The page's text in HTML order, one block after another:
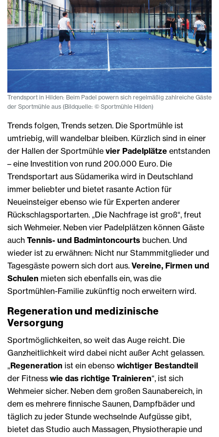
Trendsport in Hilden: Beim Padel powern sich regelmäßig zahlreiche Gäste
der Sportmühle aus (Bildquelle: © Sportmühle Hilden)
Trends folgen, Trends setzen. Die Sportmühle ist
umtriebig, will wandelbar bleiben. Kürzlich sind in einer
der Hallen der Sportmühle vier Padelplätze entstanden
– eine Investition von rund 200.000 Euro. Die
Trendsportart aus Südamerika wird in Deutschland
immer beliebter und bietet rasante Action für
Neueinsteiger ebenso wie für Experten anderer
Rückschlagsportarten. „Die Nachfrage ist groß“, freut
sich Wehmeier. Neben vier Padelplätzen können Gäste
auch Tennis- und Badmintoncourts buchen. Und
wieder ist zu erwähnen: Nicht nur Stammmitglieder und
Tagesgäste powern sich dort aus. Vereine, Firmen und
Schulen mieten sich ebenfalls ein, was die
Sportmühlen-Familie zukünftig noch erweitern wird.
Regeneration und medizinische
Versorgung
Sportmöglichkeiten, so weit das Auge reicht. Die
Ganzheitlichkeit wird dabei nicht außer Acht gelassen.
„Regeneration ist ein ebenso wichtiger Bestandteil
der Fitness wie das richtige Trainieren“, ist sich
Wehmeier sicher. Neben dem großen Saunabereich, in
dem es mehrere finnische Saunen, Dampfbäder und
täglich zu jeder Stunde wechselnde Aufgüsse gibt,
bietet das Studio auch Massagen, Physiotherapie und